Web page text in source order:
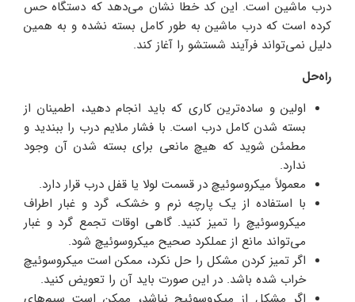
درب ماشین است. این کد خطا نشان می‌دهد که دستگاه حس
کرده است که درب ماشین به طور کامل بسته نشده و به همین
دلیل نمی‌تواند فرآیند شستشو را آغاز کند.
راه‌حل
اولین و ساده‌ترین کاری که باید انجام دهید، اطمینان از
بسته شدن کامل درب است. با فشار ملایم درب را ببندید و
مطمئن شوید که هیچ مانعی برای بسته شدن آن وجود
ندارد.
معمولاً میکروسوئیچ در قسمت لولا یا قفل درب قرار دارد.
با استفاده از یک پارچه نرم و خشک، گرد و غبار اطراف
میکروسوئیچ را تمیز کنید. گاهی اوقات تجمع گرد و غبار
می‌تواند مانع از عملکرد صحیح میکروسوئیچ شود.
اگر تمیز کردن مشکل را حل نکرد، ممکن است میکروسوئیچ
خراب شده باشد. در این صورت باید آن را تعویض کنید.